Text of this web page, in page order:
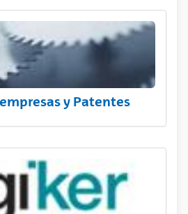
y Patentes